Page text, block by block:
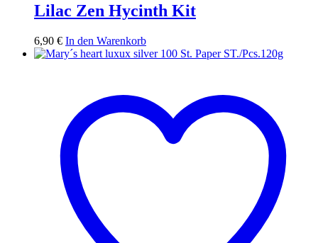
Lilac Zen Hycinth Kit
6,90 € In den Warenkorb